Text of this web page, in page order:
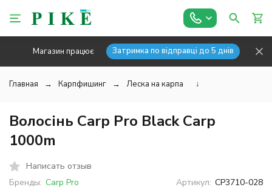
Магазин працює Затримка по відправці до 5 днів
Главная Карпфишинг Леска на карпа ↓
Волосінь Carp Pro Black Carp
1000m
Написать отзыв
Бренды: Carp Pro Артикул: CP3710-028